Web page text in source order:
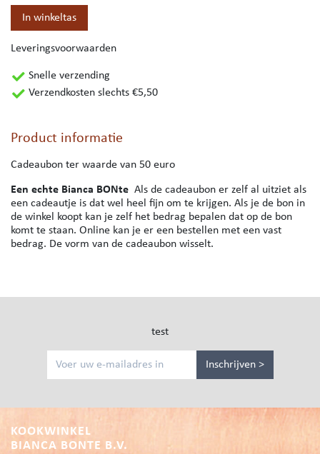
In winkeltas
Leveringsvoorwaarden
Snelle verzending
Verzendkosten slechts €5,50
Product informatie
Cadeaubon ter waarde van 50 euro
Een echte Bianca BONte Als de cadeaubon er zelf al uitziet als
een cadeautje is dat wel heel fijn om te krijgen. Als je de bon in
de winkel koopt kan je zelf het bedrag bepalen dat op de bon
komt te staan. Online kan je er een bestellen met een vast
bedrag. De vorm van de cadeaubon wisselt.
test
Inschrijven >
KOOKWINKEL
BIANCA BONTE B.V.